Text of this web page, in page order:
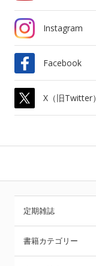
Instagram
Facebook
X（旧Twitter）
定期雑誌
書籍カテゴリー